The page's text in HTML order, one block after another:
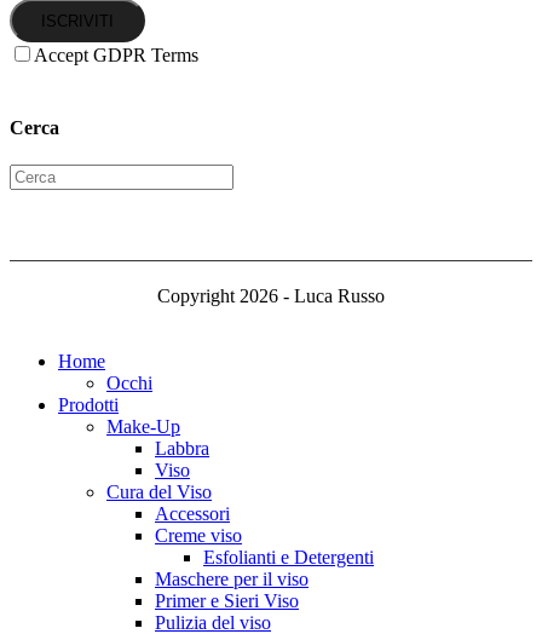
ISCRIVITI
Accept GDPR Terms
Cerca
Copyright 2026 - Luca Russo
Home
Occhi
Prodotti
Make-Up
Labbra
Viso
Cura del Viso
Accessori
Creme viso
Esfolianti e Detergenti
Maschere per il viso
Primer e Sieri Viso
Pulizia del viso